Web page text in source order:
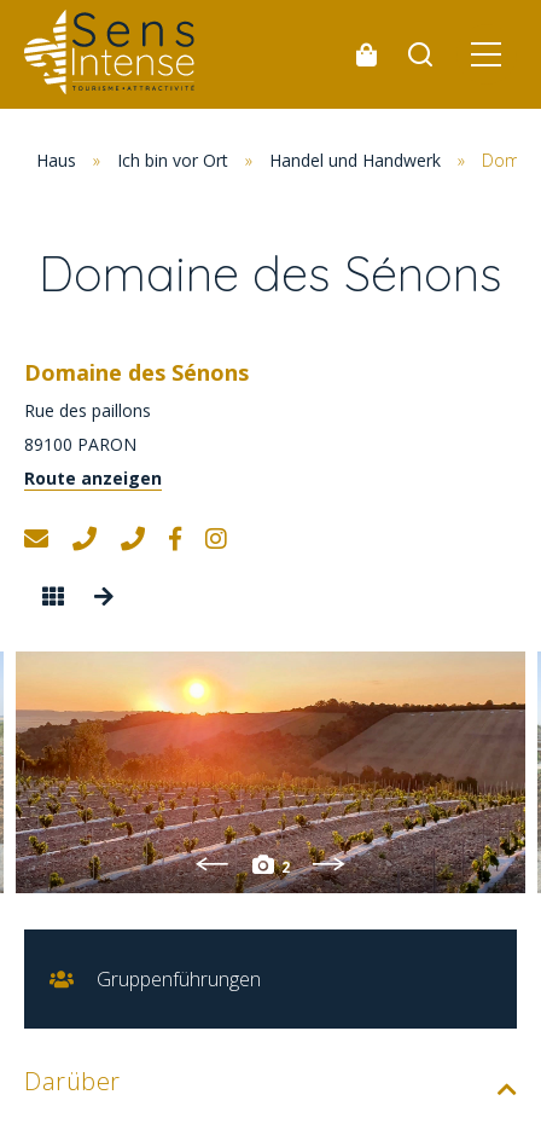
Haus » Ich bin vor Ort » Handel und Handwerk »
Domaine des Sénons
Domaine des Sénons
Rue des paillons
89100 PARON
Route anzeigen
2
Gruppenführungen
Darüber